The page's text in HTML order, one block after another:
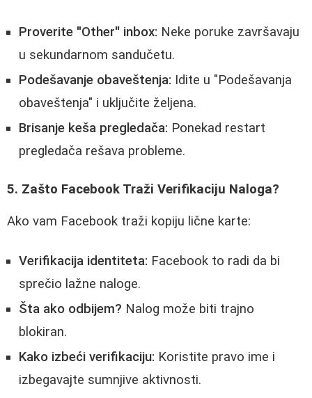
Proverite "Other" inbox: Neke poruke završavaju
u sekundarnom sandučetu.
Podešavanje obaveštenja: Idite u "Podešavanja
obaveštenja" i uključite željena.
Brisanje keša pregledača: Ponekad restart
pregledača rešava probleme.
5. Zašto Facebook Traži Verifikaciju Naloga?
Ako vam Facebook traži kopiju lične karte:
Verifikacija identiteta: Facebook to radi da bi
sprečio lažne naloge.
Šta ako odbijem? Nalog može biti trajno
blokiran.
Kako izbeći verifikaciju: Koristite pravo ime i
izbegavajte sumnjive aktivnosti.